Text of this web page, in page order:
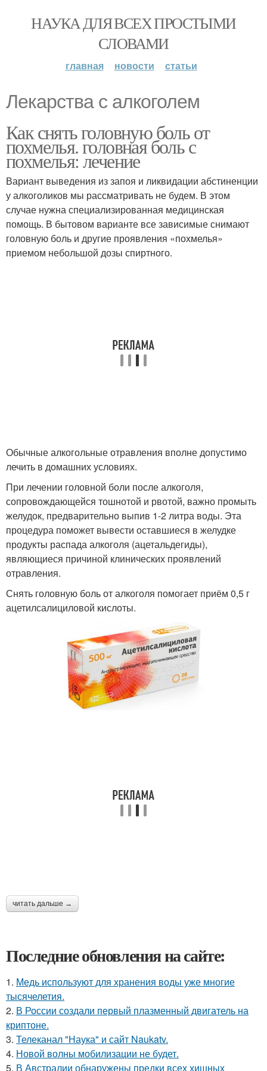
НАУКА ДЛЯ ВСЕХ ПРОСТЫМИ
СЛОВАМИ
главная новости статьи
Лекарства с алкоголем
Как снять головную боль от
похмелья. головная боль с
похмелья: лечение
Вариант выведения из запоя и ликвидации абстиненции
у алкоголиков мы рассматривать не будем. В этом
случае нужна специализированная медицинская
помощь. В бытовом варианте все зависимые снимают
головную боль и другие проявления «похмелья»
приемом небольшой дозы спиртного.
Обычные алкогольные отравления вполне допустимо
лечить в домашних условиях.
При лечении головной боли после алкоголя,
сопровождающейся тошнотой и рвотой, важно промыть
желудок, предварительно выпив 1-2 литра воды. Эта
процедура поможет вывести оставшиеся в желудке
продукты распада алкоголя (ацетальдегиды),
являющиеся причиной клинических проявлений
отравления.
Снять головную боль от алкоголя помогает приём 0,5 г
ацетилсалициловой кислоты.
читать дальше →
Последние обновления на сайте:
1. Медь используют для хранения воды уже многие
тысячелетия.
2. В России создали первый плазменный двигатель на
криптоне.
3. Телеканал "Наука" и сайт Naukatv.
4. Новой волны мобилизации не будет.
5. В Австралии обнаружены предки всех хищных